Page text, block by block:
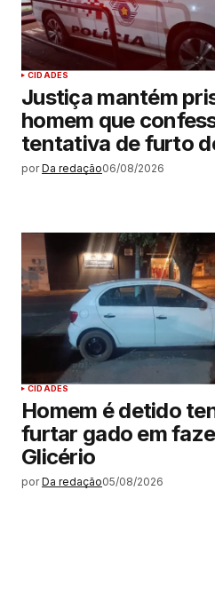
CIDADES
Justiça mantém
homem que
tentativa de furto
por Da redação06/08/2026
CIDADES
Homem é detido
furtar gado em
Glicério
por Da redação05/08/2026